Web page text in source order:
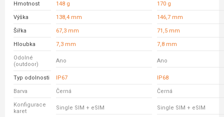
Hmotnost 148 g 170 g
Výška 138,4 mm 146,7 mm
Šířka 67,3 mm 71,5 mm
Hloubka 7,3 mm 7,8 mm
Odolné
(outdoor)
Ano Ano
Typ odolnosti IP67 IP68
Barva Černá Černá
Konfigurace
karet
Single SIM + eSIM Single SIM + eSIM